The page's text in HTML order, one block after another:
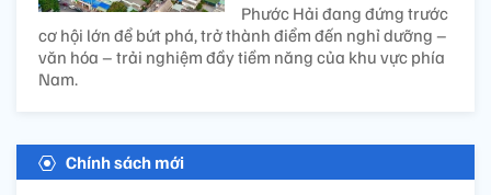
Phước Hải đang đứng trước
cơ hội lớn để bứt phá, trở thành điểm đến nghỉ dưỡng –
văn hóa – trải nghiệm đầy tiềm năng của khu vực phía
Nam.
Chính sách mới